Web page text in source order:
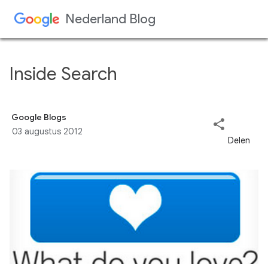
Doorgaan naar hoofdcontent
Inside Search
Google Blogs
03 augustus 2012